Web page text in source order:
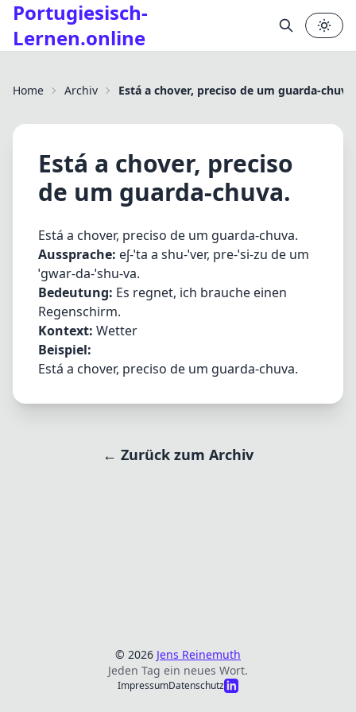
Portugiesisch-
Lernen.online
Home Archiv Está a chover, preciso de um guarda-chuva.
Está a chover, preciso
de um guarda-chuva.
Está a chover, preciso de um guarda-chuva.
Aussprache: eʃ-ˈta a shu-ˈver, pre-ˈsi-zu de um
ˈgwar-da-ˈshu-va.
Bedeutung: Es regnet, ich brauche einen
Regenschirm.
Kontext: Wetter
Beispiel:
Está a chover, preciso de um guarda-chuva.
← Zurück zum Archiv
✕
© 2026 Jens Reinemuth
Jeden Tag ein neues Wort.
ImpressumDatenschutz